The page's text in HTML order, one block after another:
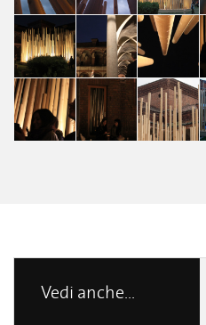
Radura
Daniela
Lancellotti
Radura
Bianca
Lancellotti
Radura
Bianca
Lancellotti
Radura
Diana Pamela
Villa Alvarez
Radura
Diana Pamela
Villa Alvarez
Radura
Diana Pamela
Villa Alvarez
Vedi anche...